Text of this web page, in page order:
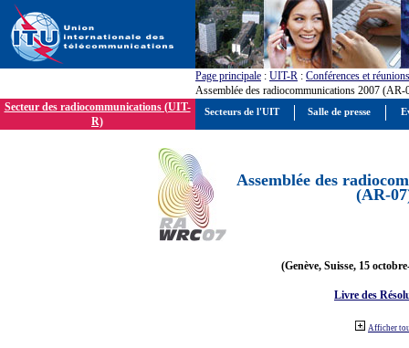
Page principale : UIT-R : Conférences et réunions
Assemblée des radiocommunications 2007 (AR-
Secteur des radiocommunications (UIT-
R)
Assemblée des
(AR-
(Genève, Suisse, 15
Livre des
Afficher
Secteurs de l'UIT Salle de presse